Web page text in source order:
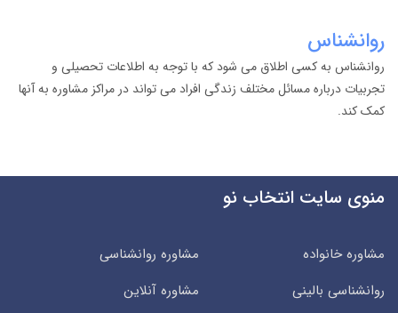
روانشناس
روانشناس به کسی اطلاق می شود که با توجه به اطلاعات تحصیلی و
تجربیات درباره مسائل مختلف زندگی افراد می تواند در مراکز مشاوره به آنها
کمک کند.
منوی سایت انتخاب نو
مشاوره خانواده
مشاوره روانشناسی
روانشناسی بالینی
مشاوره آنلاین